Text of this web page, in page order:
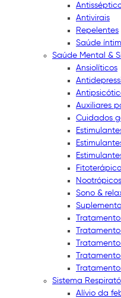
Antivirais
Repelentes
Saúde
Saúde Mental &
Ansiolíticos
Auxiliares
Cuidados
Sono &
Sistema
Alívio da